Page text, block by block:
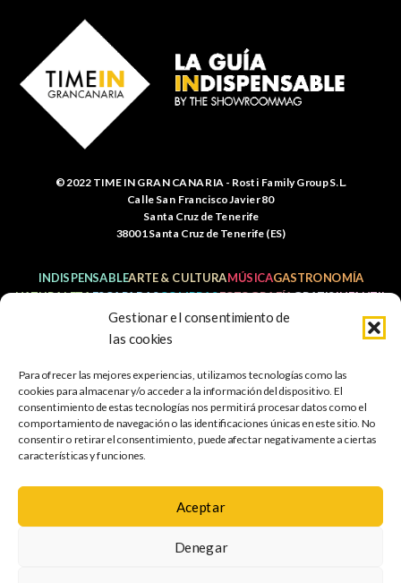
Gestionar el consentimiento de
las cookies
Para ofrecer las mejores experiencias, utilizamos tecnologías como las
cookies para almacenar y/o acceder a la información del dispositivo. El
consentimiento de estas tecnologías nos permitirá procesar datos como el
comportamiento de navegación o las identificaciones únicas en este sitio. No
consentir o retirar el consentimiento, puede afectar negativamente a ciertas
características y funciones.
Aceptar
Denegar
© 2022 TIME IN GRAN CANARIA - Rosti Family Group S.L.
Calle San Francisco Javier 80
Santa Cruz de Tenerife
38001 Santa Cruz de Tenerife (ES)
INDISPENSABLEARTE & CULTURAMÚSICAGASTRONOMÍA
NATURALEZAESCAPADASCOMPRASFOTOGRAFÍAGRATISINFANTIL
Aviso legal
Política de
privacidad
Política de cookies
Mapa web Accesibilidad
PROGRAMA KIT DIGITAL COFINANCIADO POR LOS FONDOS
NEXT GENERATION (EU) DEL MERCANISMO DE
RECUPERACIÓN Y RESILIENCIA